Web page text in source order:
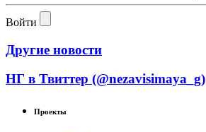
Войти
Другие новости
НГ в Твиттер (@nezavisimaya_g)
Проекты